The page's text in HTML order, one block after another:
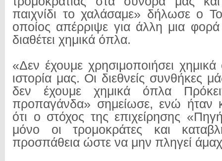
παιχνίδι το χαλάσαμε» δήλωσε ο
οποίος απέρριψε για άλλη μια
διαθέτει χημικά όπλα.
«Δεν έχουμε χρησιμοποιήσει
ιστορία μας. Οι διεθνείς συνθήκες
δεν έχουμε χημικά όπλα
προπαγάνδα» σημείωσε, ενώ ήταν
ότι ο στόχος της επιχείρησης
μόνο οι τρομοκράτες και
προσπάθεια ώστε να μην πληγεί